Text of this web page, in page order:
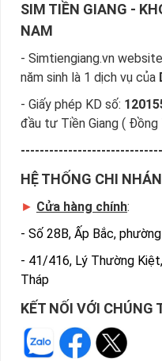
SIM TIỀN GIANG -
NAM
- Simtiengiang.vn
năm sinh là 1 dịch vụ của
- Giấy phép KD số:
đầu tư Tiền Giang (
HỆ THỐNG CHI
► Cửa hàng chính:
- Số 28B, Ấp Bắc,
- 41/416, Lý Thường
Tháp
KẾT NỐI VỚI CHÚNG